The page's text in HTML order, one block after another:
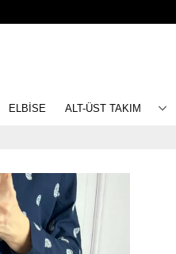
ELBİSE ALT-ÜST TAKIM